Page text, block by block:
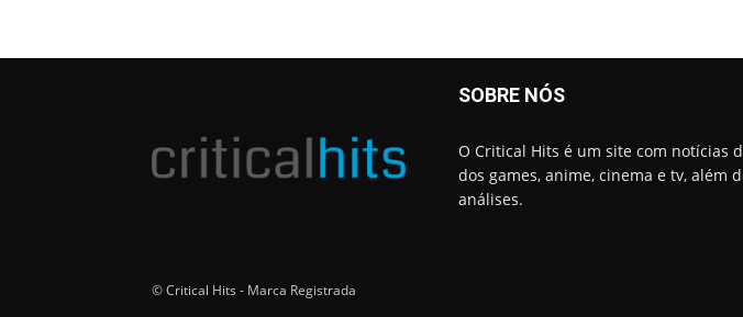
SOBRE NÓS
O Critical Hits é um site com notícias
dos games, anime, cinema e tv, além
análises.
© Critical Hits - Marca Registrada